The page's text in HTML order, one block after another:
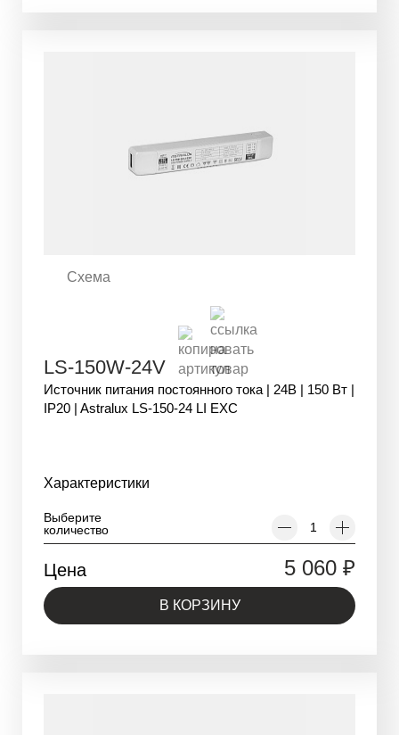
Схема
LS-150W-24V
Источник питания постоянного тока | 24В | 150 Вт |
IP20 | Astralux LS-150-24 LI EXC
Характеристики
Выберите
количество
Цена 5 060 ₽
В КОРЗИНУ